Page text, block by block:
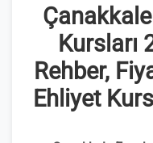
Kursları
Rehber,
Ehliyet